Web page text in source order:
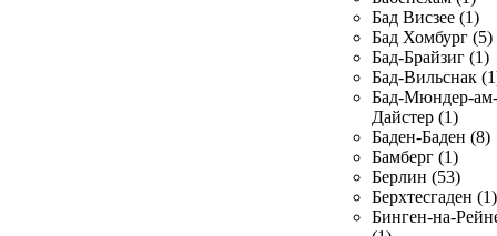
Бад Висзее (1)
Бад Хомбург (5)
Бад-Брайзиг (1)
Бад-Вильснак
Бад-Мюндер-ам-
Дайстер (1)
Баден-Баден (8)
Бамберг (1)
Берлин (53)
Берхтесгаден (1)
Бинген-на-